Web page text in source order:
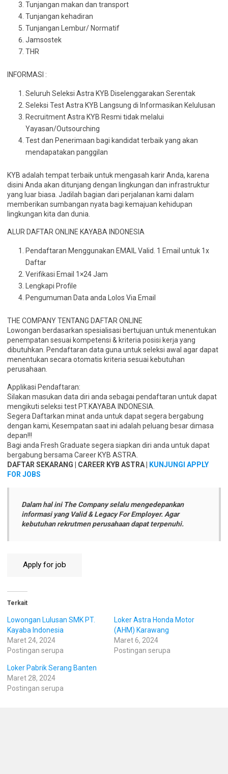
Tunjangan makan dan transport
Tunjangan kehadiran
Tunjangan Lembur/ Normatif
Jamsostek
THR
INFORMASI :
Seluruh Seleksi Astra KYB Diselenggarakan Serentak
Seleksi Test Astra KYB Langsung di Informasikan Kelulusan
Recruitment Astra KYB Resmi tidak melalui
Yayasan/Outsourching
Test dan Penerimaan bagi kandidat terbaik yang akan
mendapatakan panggilan
KYB adalah tempat terbaik untuk mengasah karir Anda, karena
disini Anda akan ditunjang dengan lingkungan dan infrastruktur
yang luar biasa. Jadilah bagian dari perjalanan kami dalam
memberikan sumbangan nyata bagi kemajuan kehidupan
lingkungan kita dan dunia.
ALUR DAFTAR ONLINE KAYABA INDONESIA
Pendaftaran Menggunakan EMAIL Valid. 1 Email untuk 1x
Daftar
Verifikasi Email 1×24 Jam
Lengkapi Profile
Pengumuman Data anda Lolos Via Email
THE COMPANY TENTANG DAFTAR ONLINE
Lowongan berdasarkan spesialisasi bertujuan untuk menentukan
penempatan sesuai kompetensi & kriteria posisi kerja yang
dibutuhkan. Pendaftaran data guna untuk seleksi awal agar dapat
menentukan secara otomatis kriteria sesuai kebutuhan
perusahaan.
Applikasi Pendaftaran:
Silakan masukan data diri anda sebagai pendaftaran untuk dapat
mengikuti seleksi test PT.KAYABA INDONESIA.
Segera Daftarkan minat anda untuk dapat segera bergabung
dengan kami, Kesempatan saat ini adalah peluang besar dimasa
depan!!!
Bagi anda Fresh Graduate segera siapkan diri anda untuk dapat
bergabung bersama Career KYB ASTRA.
DAFTAR SEKARANG | CAREER KYB ASTRA |
KUNJUNGI APPLY
FOR JOBS
Dalam hal ini The Company selalu mengedepankan
informasi yang Valid & Legacy For Employer. Agar
kebutuhan rekrutmen perusahaan dapat terpenuhi.
Terkait
Lowongan Lulusan SMK PT.
Kayaba Indonesia
Maret 24, 2024
Postingan serupa
Loker Astra Honda Motor
(AHM) Karawang
Maret 6, 2024
Postingan serupa
Loker Pabrik Serang Banten
Maret 28, 2024
Postingan serupa